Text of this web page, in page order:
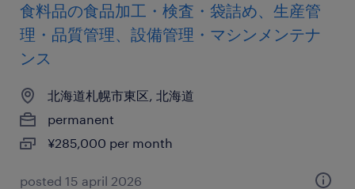
食料品の食品加工・検査・袋詰め、生産管
理・品質管理、設備管理・マシンメンテナ
ンス
北海道札幌市東区, 北海道
permanent
¥285,000 per month
posted 15 april 2026